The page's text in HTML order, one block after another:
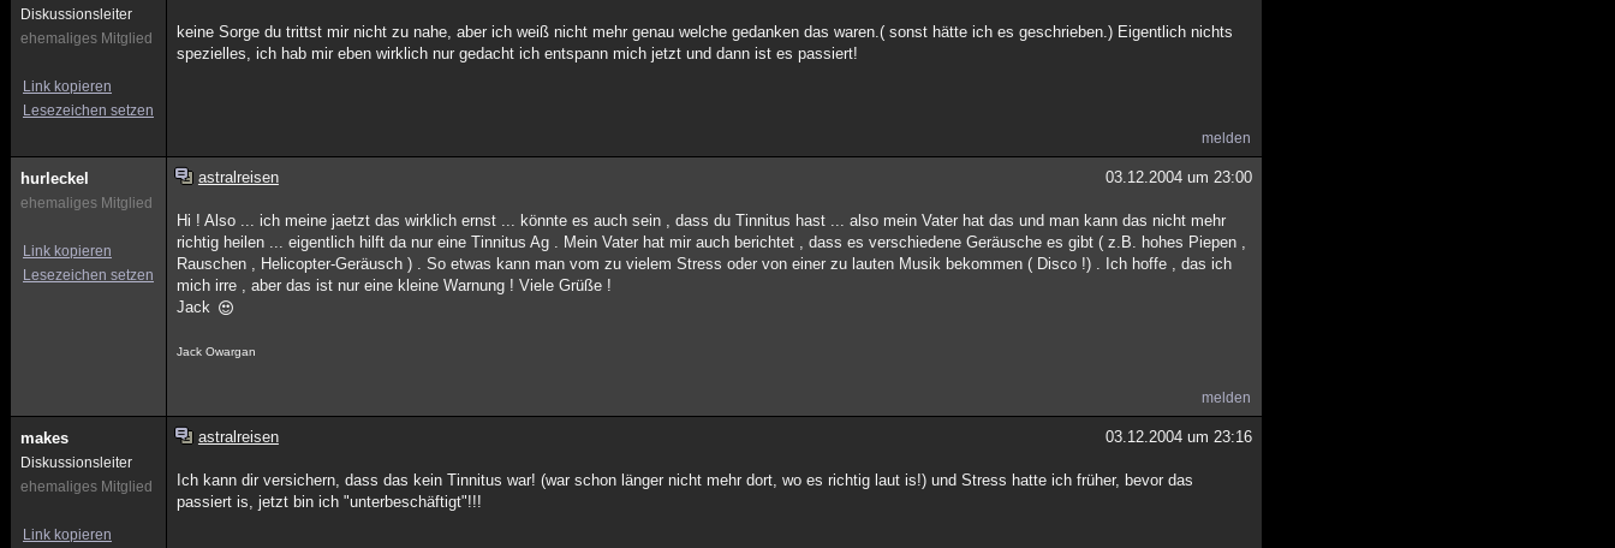
Diskussionsleiter
ehemaliges Mitglied
Link kopieren
Lesezeichen setzen
keine Sorge du trittst mir nicht zu nahe, aber ich weiß nicht mehr genau welche gedanken das waren.( sonst hätte ich es geschrieben.) Eigentlich nichts
spezielles, ich hab mir eben wirklich nur gedacht ich entspann mich jetzt und dann ist es passiert!
melden
hurleckel
ehemaliges Mitglied
Link kopieren
Lesezeichen setzen
astralreisen 03.12.2004 um 23:00
Hi ! Also ... ich meine jaetzt das wirklich ernst ... könnte es auch sein , dass du Tinnitus hast ... also mein Vater hat das und man kann das nicht mehr
richtig heilen ... eigentlich hilft da nur eine Tinnitus Ag . Mein Vater hat mir auch berichtet , dass es verschiedene Geräusche es gibt ( z.B. hohes Piepen ,
Rauschen , Helicopter-Geräusch ) . So etwas kann man vom zu vielem Stress oder von einer zu lauten Musik bekommen ( Disco !) . Ich hoffe , das ich
mich irre , aber das ist nur eine kleine Warnung ! Viele Grüße !
Jack
Jack Owargan
melden
makes
Diskussionsleiter
ehemaliges Mitglied
Link kopieren
astralreisen 03.12.2004 um 23:16
Ich kann dir versichern, dass das kein Tinnitus war! (war schon länger nicht mehr dort, wo es richtig laut is!) und Stress hatte ich früher, bevor das
passiert is, jetzt bin ich "unterbeschäftigt"!!!